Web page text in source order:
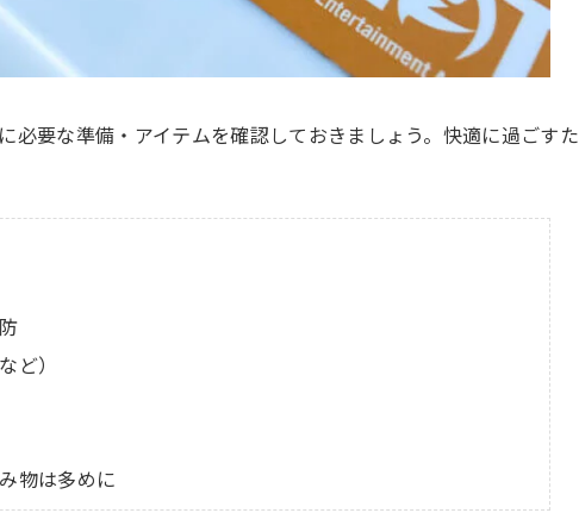
必要な準備・アイテムを確認しておきましょう。快適に過ごすた
ど）
物は多めに